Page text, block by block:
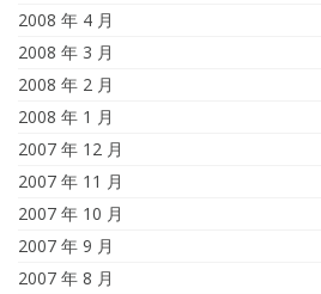
2008 年 4 月
2008 年 3 月
2008 年 2 月
2008 年 1 月
2007 年 12 月
2007 年 11 月
2007 年 10 月
2007 年 9 月
2007 年 8 月